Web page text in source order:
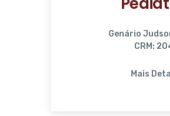
Genário
CRM:
Mais